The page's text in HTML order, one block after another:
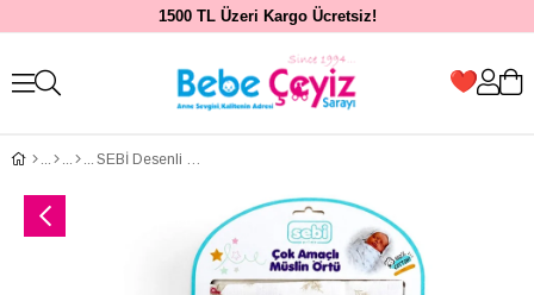
1500 TL Üzeri Kargo Ücretsiz!
SEBİ Desenli Müslin Örtü ( 80 x 100cm)